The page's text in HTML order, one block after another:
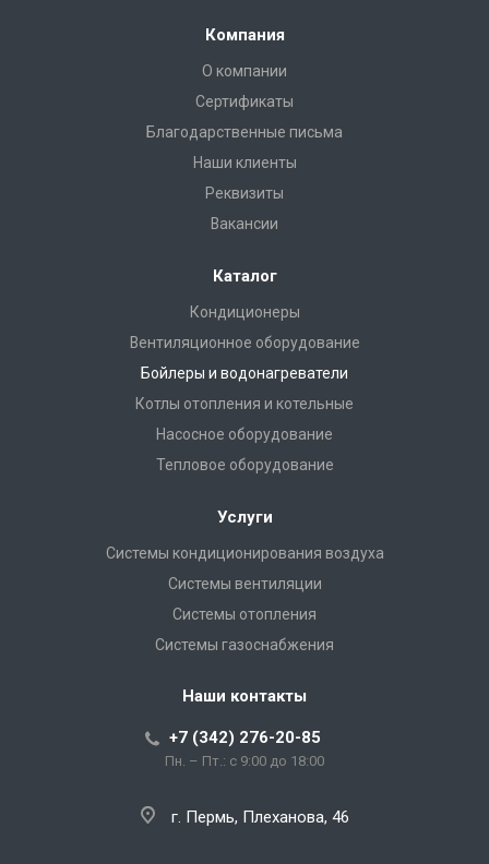
Компания
О компании
Сертификаты
Благодарственные письма
Наши клиенты
Реквизиты
Вакансии
Каталог
Кондиционеры
Вентиляционное оборудование
Бойлеры и водонагреватели
Котлы отопления и котельные
Насосное оборудование
Тепловое оборудование
Услуги
Системы кондиционирования воздуха
Системы вентиляции
Системы отопления
Системы газоснабжения
Наши контакты
+7 (342) 276-20-85
Пн. – Пт.: с 9:00 до 18:00
г. Пермь, Плеханова, 46